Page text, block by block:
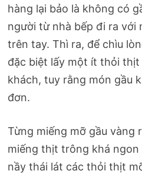
hàng lại bảo là không có
người từ nhà bếp đi ra với
trên tay. Thì ra, để chìu
đặc biệt lấy một ít thỏi thịt
khách, tuy rằng món gầu
đơn.
Từng miếng mỡ gầu vàng
miếng thịt trông khá ngon
nầy thái lát các thỏi thịt